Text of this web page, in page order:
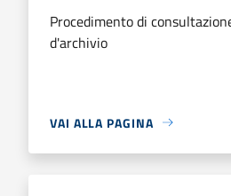
Procedimento di
d'archivio
VAI ALLA PAGINA